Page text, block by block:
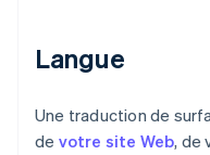
Langue
Une traduction de
de votre site Web, de